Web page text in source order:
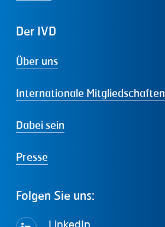
Der IVD
Über uns
Internationale Mitgliedschaften
Dabei sein
Presse
Folgen Sie uns: